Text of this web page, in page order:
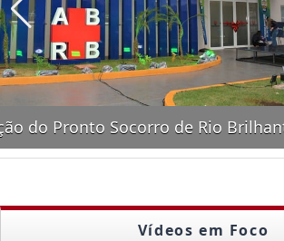
Feijoada da Acácia Branca
Vídeos em Foco